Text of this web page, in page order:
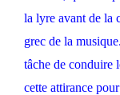
la lyre avant de la
grec de la
tâche de conduire
cette attirance